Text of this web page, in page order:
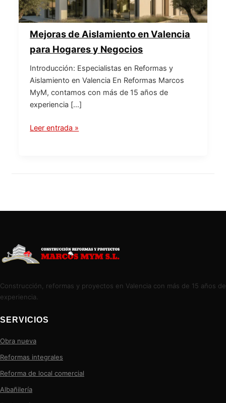
Mejoras de Aislamiento en Valencia
para Hogares y Negocios
Introducción: Especialistas en Reformas y
Aislamiento en Valencia En Reformas Marcos
MyM, contamos con más de 15 años de
experiencia […]
Leer entrada »
Construcción, reformas y proyectos en Valencia con más de 15 años de
experiencia.
SERVICIOS
Obra nueva
Reformas integrales
Reforma de local comercial
Albañilería